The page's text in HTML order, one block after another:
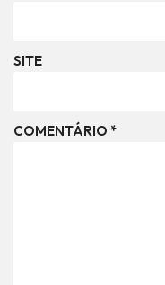
SITE
COMENTÁRIO *